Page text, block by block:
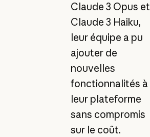
Claude 3 Opus et
Claude 3 Haiku,
leur équipe a pu
ajouter de
nouvelles
fonctionnalités à
leur plateforme
sans compromis
sur le coût.